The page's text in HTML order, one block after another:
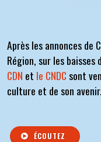
Après les annonces de
Région, sur les
CDN et le CNDCsont
culture et de son avenir.
ÉCOUTEZ